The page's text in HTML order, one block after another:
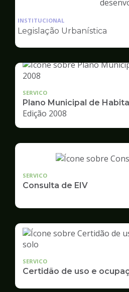
INSTITUCIONAL
Legislação Urbanística
SERVICO
Plano Municipal de
Edição 2008
SERVICO
Consulta de EIV
SERVICO
Certidão de uso e